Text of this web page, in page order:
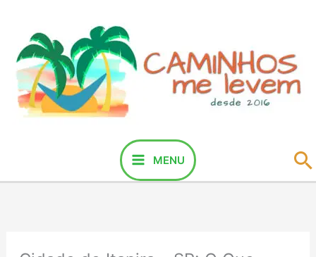
conteúdo
MENU